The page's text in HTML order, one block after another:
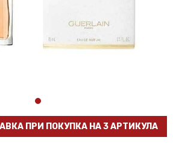
ПРИ ПОКУПКА НА 3 АРТИКУЛА